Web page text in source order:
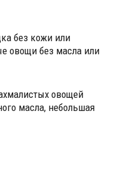
без кожи или
овощи без масла или
овощей
масла, небольшая